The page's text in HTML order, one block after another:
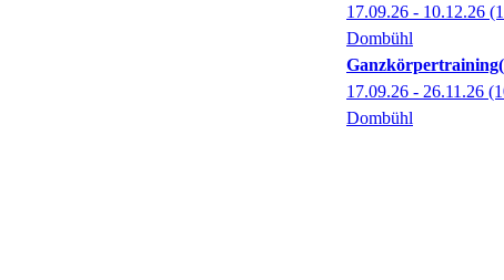
17.09.26 - 10.12.26
Dombühl
Ganzkörpertraining
17.09.26 - 26.11.26
Dombühl